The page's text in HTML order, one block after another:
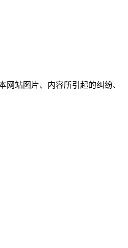
站图片、内容所引起的纠纷、